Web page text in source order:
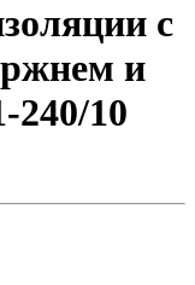
с
и
240/10